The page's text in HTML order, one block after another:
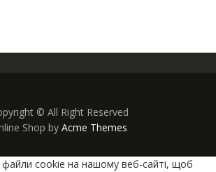
© All Right Reserved
Shop byAcme Themes
cookie на нашому веб-сайті, щоб